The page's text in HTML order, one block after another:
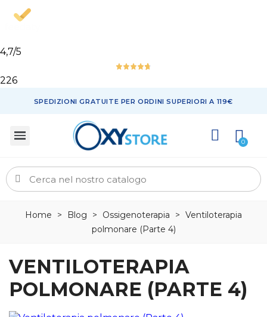
4,7/5
226
SPEDIZIONI GRATUITE PER ORDINI SUPERIORI A 119€
Home > Blog > Ossigenoterapia > Ventiloterapia
polmonare (Parte 4)
VENTILOTERAPIA
POLMONARE (PARTE 4)